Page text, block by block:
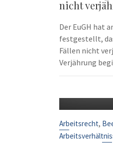
nicht
Der EuGH hat
festgestellt,
Fällen nicht
Verjährung
Arbeitsrecht,